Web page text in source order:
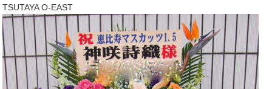
TSUTAYA O-EAST